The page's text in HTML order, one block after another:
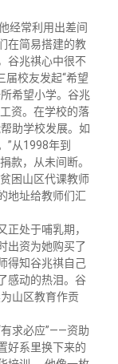
经常利用出差间
在简易搭建的教
谷兆祺心中很不
校友发起“希望
希望小学。谷兆
资。在学校的落
助学校发展。如
”从1998年到
款，从未间断。
困山区代课教师
地址给教师们汇
处于哺乳期，
出资为她购买了
得知谷兆祺自己
感动的热泪。谷
山区教育作贡
求必应”——资助
好系里换下来的